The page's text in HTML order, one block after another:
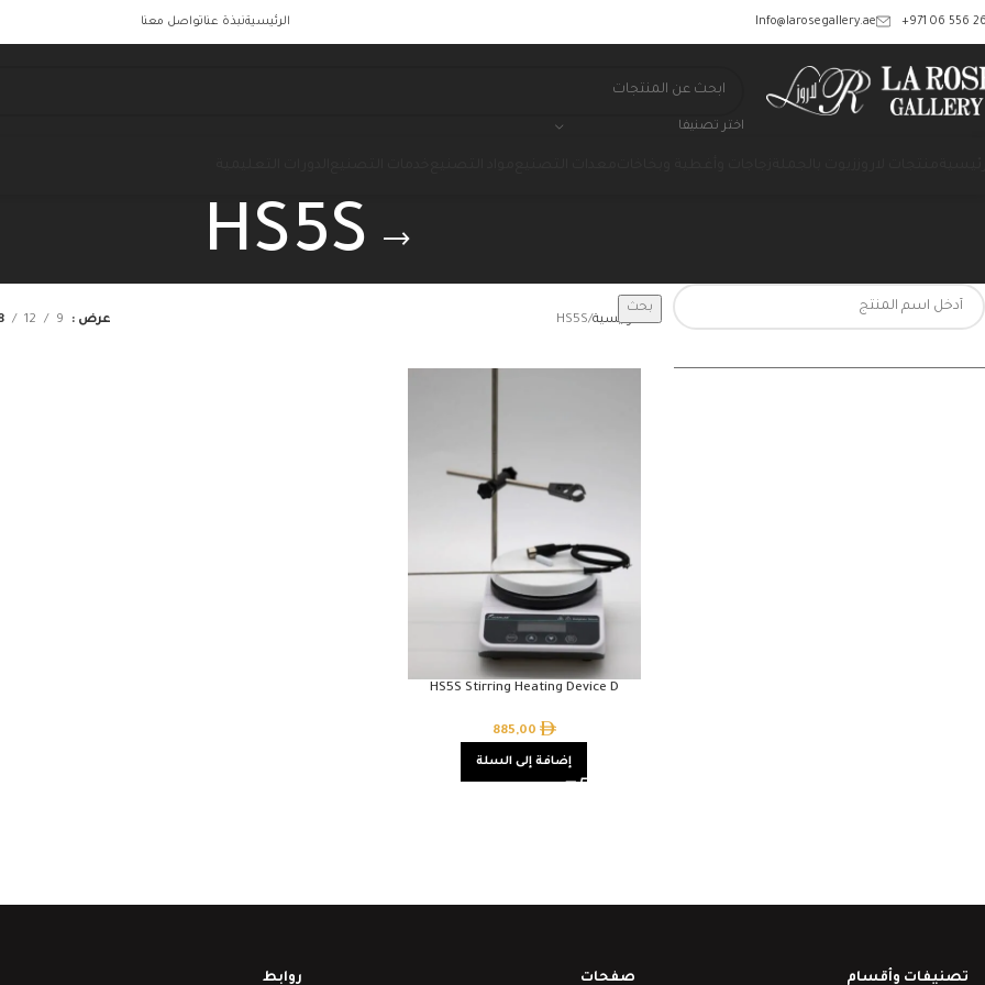
‎+971 06 556
Info@larosegallery.ae الرئيسيةنبذة عناتواصل معنا
اختر تصنيفا
HS5S
بحث
الرئيسية HS5S عرض 9
12
HS5S Stirring Heating Device D
885,00
إضافة إلى السلة
تصنيفات وأقسام صفحات روابط